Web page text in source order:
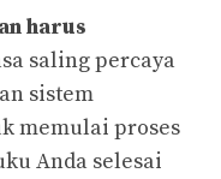
harus
saling percaya
sistem
memulai proses
Anda selesai